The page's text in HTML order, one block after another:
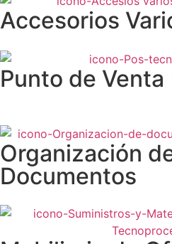
Accesorios
Punto de Venta
Organización
Documentos